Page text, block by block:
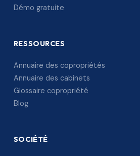
Démo gratuite
RESSOURCES
Annuaire des copropriétés
Annuaire des cabinets
Glossaire copropriété
Blog
SOCIÉTÉ